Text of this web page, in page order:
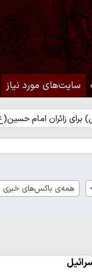
سایت‌های مورد نیاز
حسین(ع)
همه‌ی باکس‌های خبری